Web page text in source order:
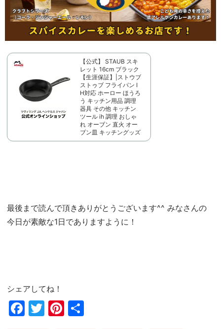
【公式】 STAUB スキ
レット 16cm ブラック
【生涯保証】|ストウブ
ストゥブ フライパン I
H対応 ホーロー ほうろ
う キッチン用品 調理
器具 その他 キッチン
ツール ih 調理 おしゃ
れ オーブン 直火 オー
ブン皿 キッチングッズ
最後まで読んで頂きありがとうございます^^ みなさんの
今日が素敵な1日でありますように！
シェアしてね！
Fac
Twi
Pin